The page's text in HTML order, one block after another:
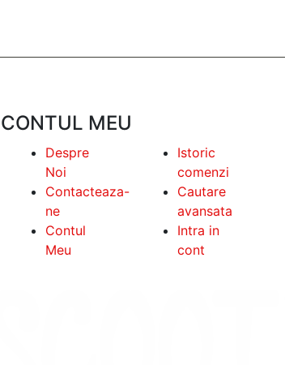
CONTUL MEU
Despre
Noi
Contacteaza-
ne
Contul
Meu
Istoric
comenzi
Cautare
avansata
Intra in
cont